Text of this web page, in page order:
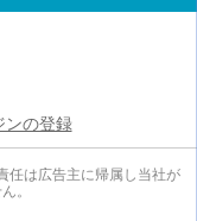
ンの登録
任は広告主に帰属し当社が
。